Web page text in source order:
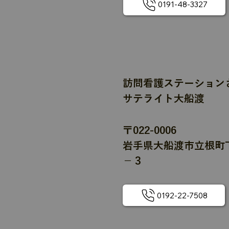
訪問看護ステーション
サテライト大船渡
〒022-0006
岩手県大船渡市立根町
−３
0192-22-7508
0191-48-3327